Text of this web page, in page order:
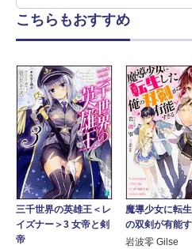
こちらもおすすめ
三千世界の英雄王＜レ
イズナー＞3 女帝と剣
帝
魔導少女に転
の双剣が有能
岩波零 Gilse